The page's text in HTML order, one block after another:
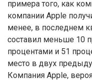
примера того, как
компании Apple
менее, в последнем
составил меньше 10
процентами и 51
место в двух
Компания Apple,